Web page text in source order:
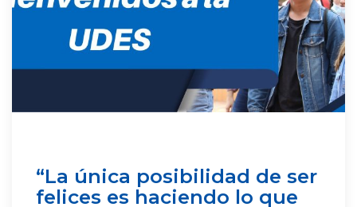
“La única posibilidad de ser
felices es haciendo lo que